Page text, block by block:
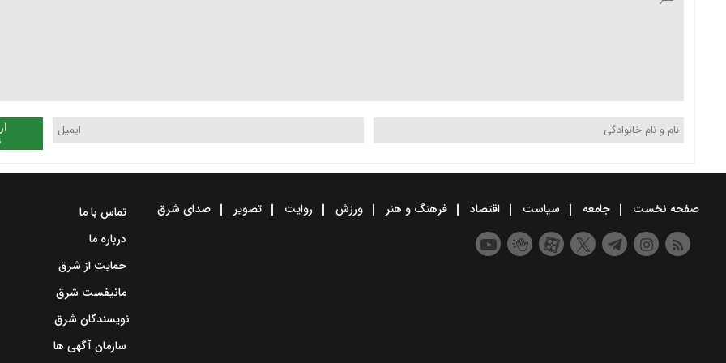
صفحه نخست جامعه سیاست اقتصاد فرهنگ و هنر ورزش روایت تصویر صدای شرق
تماس با ما
درباره ما
حمایت از شرق
مانیفست شرق
نویسندگان شرق
سازمان آگهی ها